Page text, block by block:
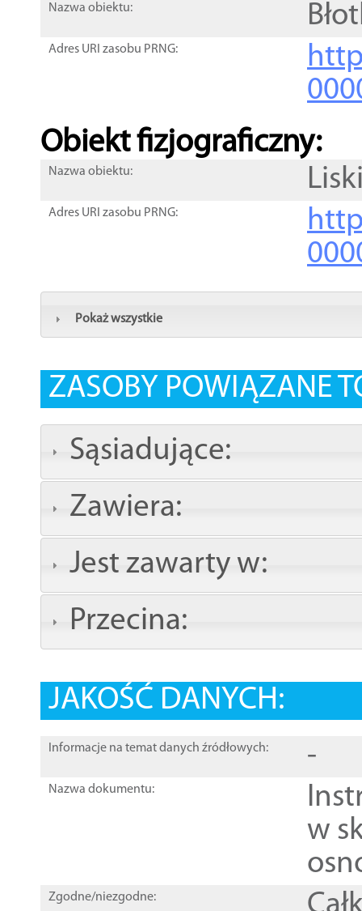
Nazwa obiektu:
Adres URI zasobu PRNG:
Obiekt fizjograficzny:
Nazwa obiektu:
Adres URI zasobu PRNG:
Pokaż wszystkie
ZASOBY POWIĄZANE
Sąsiadujące:
Zawiera:
Jest zawarty w:
Przecina:
JAKOŚĆ DANYCH:
Informacje na temat danych źródłowych: -
Nazwa dokumentu:
w
Zgodne/niezgodne: